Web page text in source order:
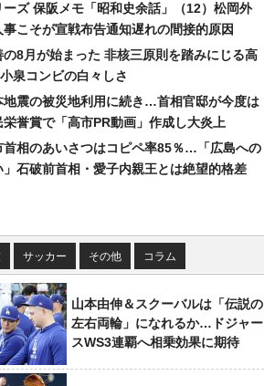
ーズ 保阪メモ「昭和史余話」（12）松岡外
事こそが宣戦布告通知遅れの間接的原因
の8月が始まった 非核三原則を踏みにじる高
泉コンビの白々しさ
地震の被災地利用に続き…首相官邸が今度は
栄誉賞で「高市PR動画」作成し大炎上
首相のあいさつはコピペ率85％…「広島への
」石破前首相・愛子内親王とは絶望的格差
サッカー その他 コラム
山本由伸＆スクーバルは「伝説の
左右両輪」になれるか…ドジャー
スWS3連覇へ相乗効果に期待